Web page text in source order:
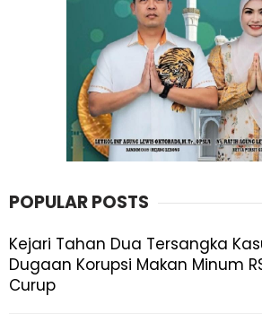
POPULAR POSTS
Kejari Tahan Dua Tersangka
Dugaan Korupsi Makan Minum
Curup